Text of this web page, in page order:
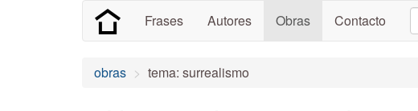
Frases Autores Obras Contacto
obras tema: surrealismo